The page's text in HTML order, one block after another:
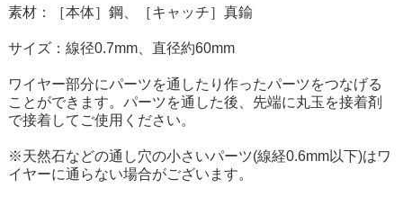
素材：［本体］鋼、［キャッチ］真鍮
サイズ：線径0.7mm、直径約60mm
ワイヤー部分にパーツを通したり作ったパーツをつなげる
ことができます。パーツを通した後、先端に丸玉を接着剤
で接着してご使用ください。
※天然石などの通し穴の小さいパーツ(線経0.6mm以下)はワ
イヤーに通らない場合がございます。